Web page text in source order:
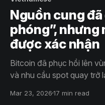
Nguồn cung
phóng”, nhưng
được xác nhận
Bitcoin đã phục hồi lên
và nhu cầu spot quay trở
quyền chọn giảm dần
Mar 23, 202617 min read